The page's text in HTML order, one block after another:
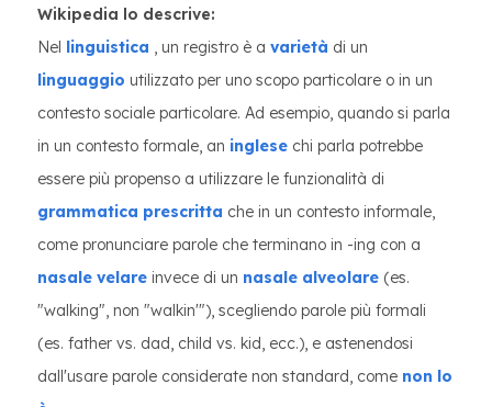
Wikipedia lo descrive:
Nel linguistica , un registro è a varietà di un
linguaggio utilizzato per uno scopo particolare o in un
contesto sociale particolare. Ad esempio, quando si parla
in un contesto formale, an inglese chi parla potrebbe
essere più propenso a utilizzare le funzionalità di
grammatica prescritta che in un contesto informale,
come pronunciare parole che terminano in -ing con a
nasale velare invece di un nasale alveolare (es.
"walking", non "walkin'"), scegliendo parole più formali
(es. father vs. dad, child vs. kid, ecc.), e astenendosi
dall'usare parole considerate non standard, come non lo